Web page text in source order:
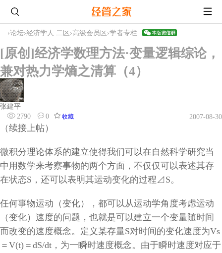
›论坛›经济学人 二区 ›高级会员区 ›学者专栏
[原创]经济学数理方法·变量逻辑综论，
兼对热力学熵之清算（4）
张建平
2790
0 收藏 2007-08-30
（续接上帖）
微积分理论体系的建立使得我们可以在自然科学研究当
中用数学来考察事物的两个方面，不仅仅可以表述其存
在状态S ，还可以表明其运动变化的过程⊿S。
任何事物运动（变化），都可以从运动学角度考虑运动
（变化）速度的问题，也就是可以建立一个变量随时间
而改变的速度概念。定义某存量S对时间的变化速度为Vs
＝ V(t) ＝ dS/dt ，为一瞬时速度概念。由于瞬时速度对应于